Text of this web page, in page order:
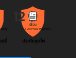
12 เดือน